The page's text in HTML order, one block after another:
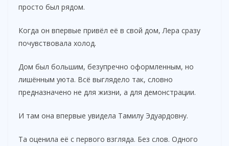
просто был рядом.
Когда он впервые привёл её в свой дом, Лера сразу
почувствовала холод.
Дом был большим, безупречно оформленным, но
лишённым уюта. Всё выглядело так, словно
предназначено не для жизни, а для демонстрации.
И там она впервые увидела Тамилу Эдуардовну.
Та оценила её с первого взгляда. Без слов. Одного